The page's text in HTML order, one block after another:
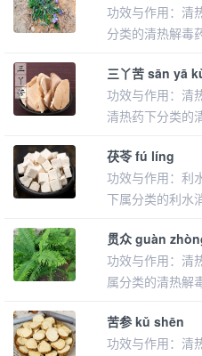
功效与作用：清
分类的清热解毒
三丫苦 sān yā
功效与作用：清
清热药下分类的
茯苓 fú líng
功效与作用：利
下属分类的利水
贯众 guàn
功效与作用：清
属分类的清热解
苦参 kǔ shēn
功效与作用：清